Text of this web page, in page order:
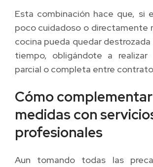
Esta combinación hace que, si
poco cuidadoso o directamente
cocina pueda quedar
tiempo, obligándote a realizar
parcial o completa entre
Cómo
medidas con
profesionales
Aun tomando todas las